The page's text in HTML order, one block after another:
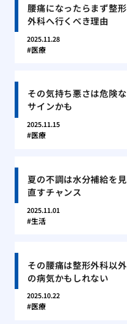
腰痛になったらまず整形
外科へ行くべき理由
2025.11.28
医療
その気持ち悪さは危険な
サインかも
2025.11.15
医療
夏の不調は水分補給を見
直すチャンス
2025.11.01
生活
その腰痛は整形外科以外
の病気かもしれない
2025.10.22
医療